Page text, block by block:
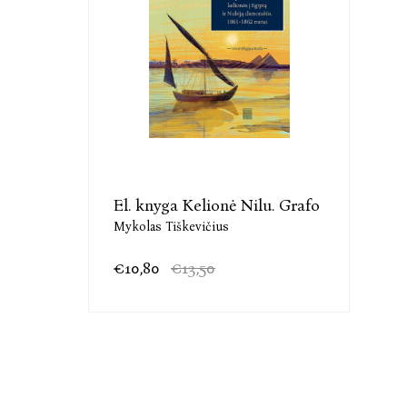
El. knyga Kelionė Nilu. Grafo
Mykolas Tiškevičius
€10,80 €13,50